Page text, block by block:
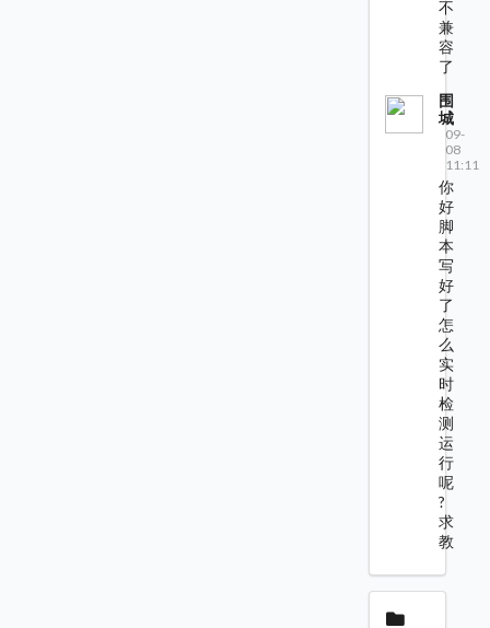
不
兼
容
了
围
城
09-
08
11:11
你
好
脚
本
写
好
了
怎
么
实
时
检
测
运
行
呢
?
求
教